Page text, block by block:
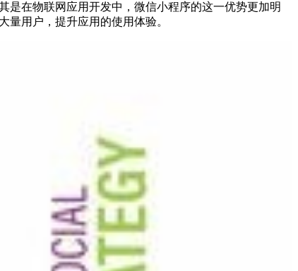
是在物联网应用开发中，微信小程序的这一优势更加明
用户，提升应用的使用体验。